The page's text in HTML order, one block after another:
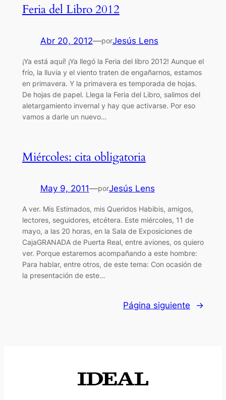
Feria del Libro 2012
Abr 20, 2012—porJesús Lens
¡Ya está aquí! ¡Ya llegó la Feria del libro 2012! Aunque el
frío, la lluvia y el viento traten de engañarnos, estamos
en primavera. Y la primavera es temporada de hojas.
De hojas de papel. Llega la Feria del Libro, salimos del
aletargamiento invernal y hay que activarse. Por eso
vamos a darle un nuevo…
Miércoles: cita obligatoria
May 9, 2011—porJesús Lens
A ver. Mis Estimados, mis Queridos Habibis, amigos,
lectores, seguidores, etcétera. Este miércoles, 11 de
mayo, a las 20 horas, en la Sala de Exposiciones de
CajaGRANADA de Puerta Real, entre aviones, os quiero
ver. Porque estaremos acompañando a este hombre:
Para hablar, entre otros, de este tema: Con ocasión de
la presentación de este…
Página siguiente →